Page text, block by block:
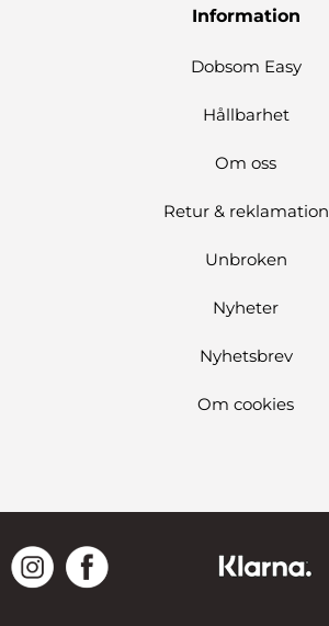
Information
Dobsom Easy
Hållbarhet
Om oss
Retur & reklamation
Unbroken
Nyheter
Nyhetsbrev
Om cookies